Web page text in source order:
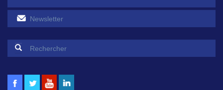
Formulaire de recherche